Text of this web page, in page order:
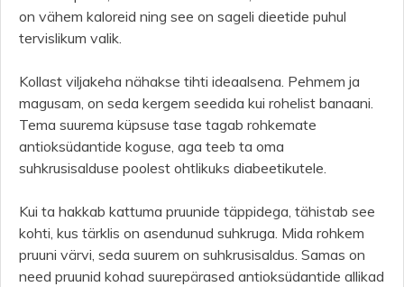
on vähem kaloreid ning see on sageli dieetide puhul
tervislikum valik.
Kollast viljakeha nähakse tihti ideaalsena. Pehmem ja
magusam, on seda kergem seedida kui rohelist banaani.
Tema suurema küpsuse tase tagab rohkemate
antioksüdantide koguse, aga teeb ta oma
suhkrusisalduse poolest ohtlikuks diabeetikutele.
Kui ta hakkab kattuma pruunide täppidega, tähistab see
kohti, kus tärklis on asendunud suhkruga. Mida rohkem
pruuni värvi, seda suurem on suhkrusisaldus. Samas on
need pruunid kohad suurepärased antioksüdantide allikad